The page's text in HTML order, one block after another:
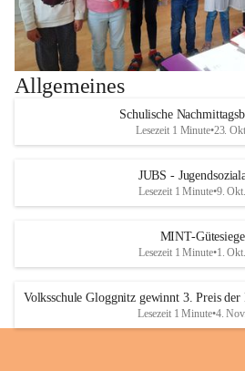
Allgemeines
Schulische
Lesezeit 1 Minute•23.
JUBS -
Lesezeit 1 Minute•9.
MINT-
Lesezeit 1 Minute•1.
Volksschule Gloggnitz gewinnt 3. Preis
Lesezeit 1 Minute•4.